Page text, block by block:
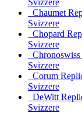
Svizzere
Chaumet
Svizzere
Chopard
Svizzere
Svizzere
Corum
Svizzere
DeWitt
Svizzere